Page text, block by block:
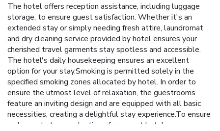
The hotel offers reception assistance, including luggage
storage, to ensure guest satisfaction. Whether it's an
extended stay or simply needing fresh attire, laundromat
and dry cleaning service provided by hotel ensures your
cherished travel garments stay spotless and accessible.
The hotel's daily housekeeping ensures an excellent
option for your stay.Smoking is permitted solely in the
specified smoking zones allocated by hotel. In order to
ensure the utmost level of relaxation, the guestrooms
feature an inviting design and are equipped with all basic
necessities, creating a delightful stay experience.To ensure
a pleasant stay, a selection of rooms at hotel come